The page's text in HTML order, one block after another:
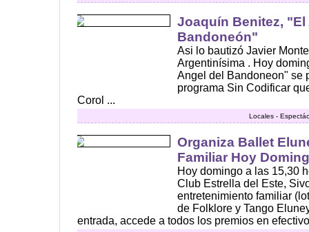
Joaquín Benitez, "El
Bandoneón"
Asi lo bautizó Javier
Argentinísima . Hoy
Angel del Bandoneon" se
programa Sin Codificar
Corol ...
Locales -
Organiza Ballet
Familiar Hoy
Hoy domingo a las 15,30
Club Estrella del Este,
entretenimiento familiar
de Folklore y Tango
entrada, accede a todos los premios en